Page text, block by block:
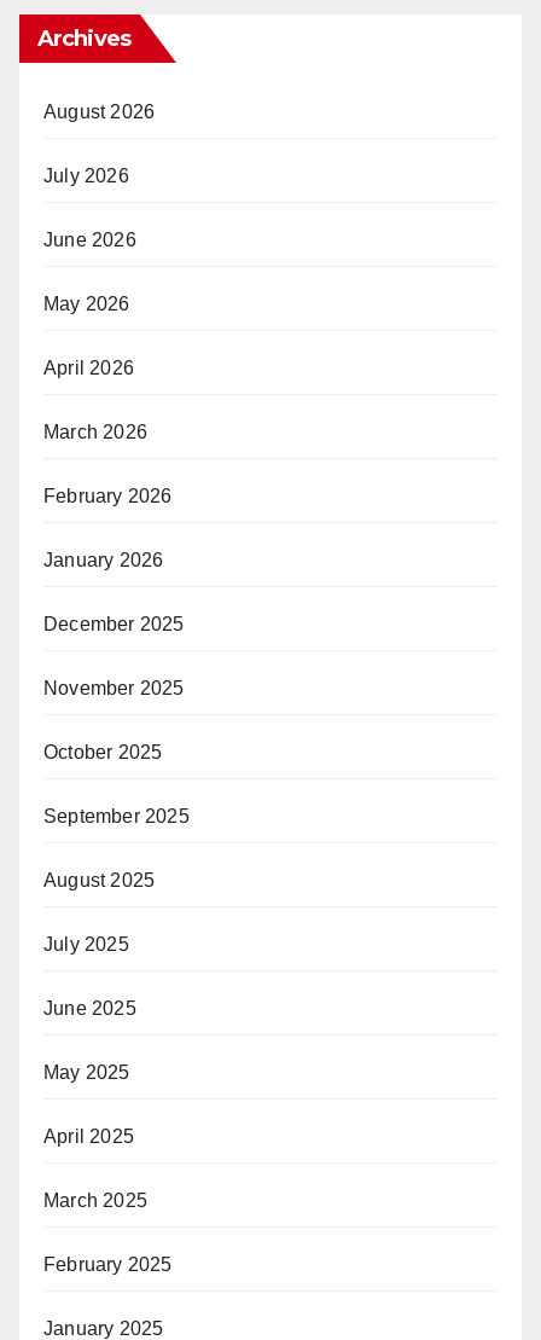
Archives
August 2026
July 2026
June 2026
May 2026
April 2026
March 2026
February 2026
January 2026
December 2025
November 2025
October 2025
September 2025
August 2025
July 2025
June 2025
May 2025
April 2025
March 2025
February 2025
January 2025